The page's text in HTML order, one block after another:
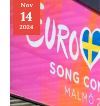
Nov
14
2024